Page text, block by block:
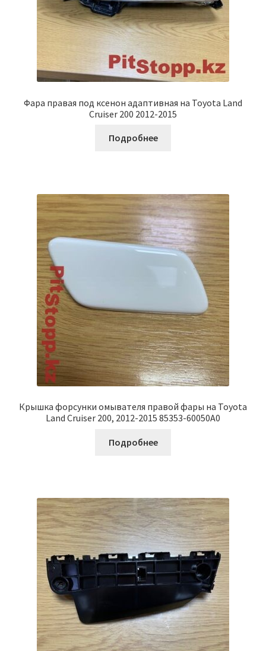
Фара правая под ксенон адаптивная на Toyota Land
Cruiser 200 2012-2015
Подробнее
Крышка форсунки омывателя правой фары на Toyota
Land Cruiser 200, 2012-2015 85353-60050A0
Подробнее